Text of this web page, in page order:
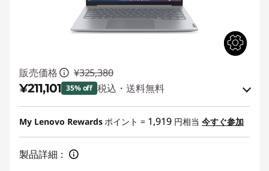
販売価格 ¥325,380
¥211,101 35% off 税込・送料無料
特別割引 :-¥92,829
Eクーポン割引 :-¥21,450
My Lenovo Rewardsポイント = 1,919 円相当 今すぐ参加
製品詳細：